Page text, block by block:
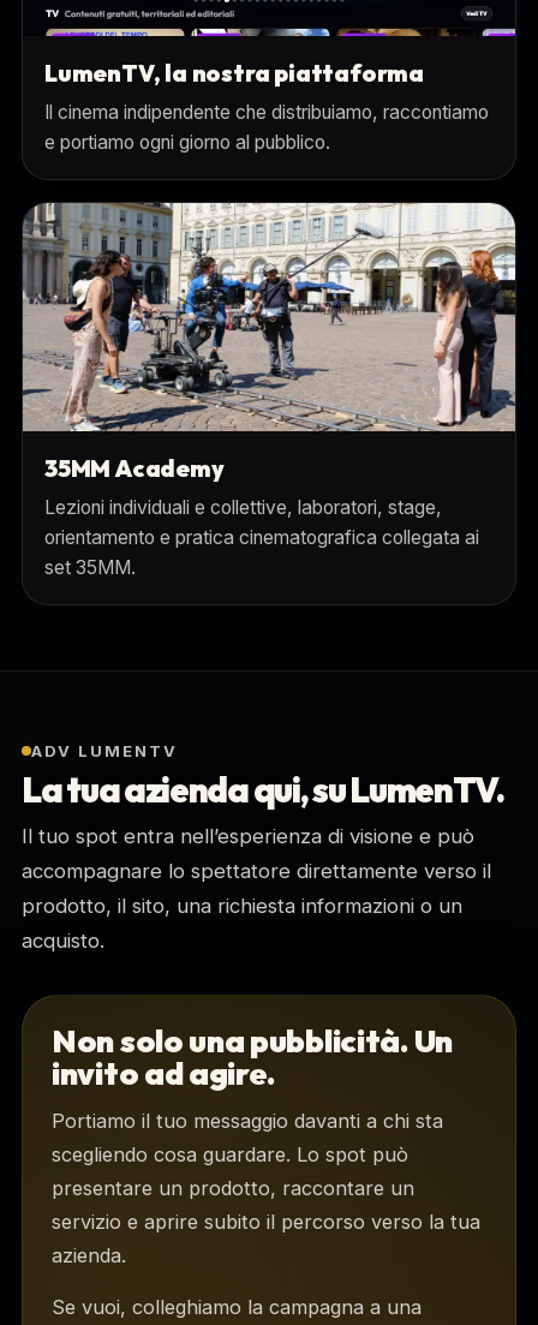
LumenTV, la nostra piattaforma
Il cinema indipendente che distribuiamo, raccontiamo
e portiamo ogni giorno al pubblico.
35MM Academy
Lezioni individuali e collettive, laboratori, stage,
orientamento e pratica cinematografica collegata ai
set 35MM.
ADV LUMENTV
La tua azienda qui, su LumenTV.
Il tuo spot entra nell’esperienza di visione e può
accompagnare lo spettatore direttamente verso il
prodotto, il sito, una richiesta informazioni o un
acquisto.
Non solo una pubblicità. Un
invito ad agire.
Portiamo il tuo messaggio davanti a chi sta
scegliendo cosa guardare. Lo spot può
presentare un prodotto, raccontare un
servizio e aprire subito il percorso verso la tua
azienda.
Se vuoi, colleghiamo la campagna a una